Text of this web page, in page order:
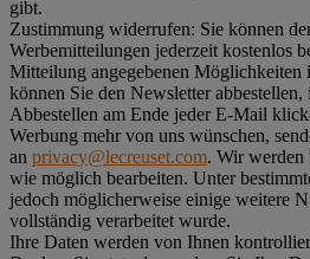
gibt.
Zustimmung widerrufen: Sie können
Werbemitteilungen jederzeit kostenlos
Mitteilung angegebenen Möglichkeiten
können Sie den Newsletter
Abbestellen am Ende jeder E-Mail
Werbung mehr von uns wünschen,
an privacy@lecreuset.com. Wir werden
wie möglich bearbeiten. Unter
jedoch möglicherweise einige weitere
vollständig verarbeitet wurde.
Ihre Daten werden von Ihnen